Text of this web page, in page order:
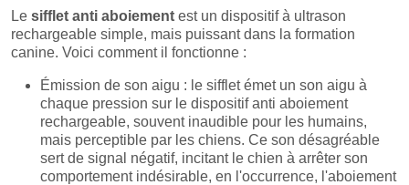
Le sifflet anti aboiement est un dispositif à ultrason
rechargeable simple, mais puissant dans la formation
canine. Voici comment il fonctionne :
Émission de son aigu : le sifflet émet un son aigu à
chaque pression sur le dispositif anti aboiement
rechargeable, souvent inaudible pour les humains,
mais perceptible par les chiens. Ce son désagréable
sert de signal négatif, incitant le chien à arrêter son
comportement indésirable, en l'occurrence, l'aboiement